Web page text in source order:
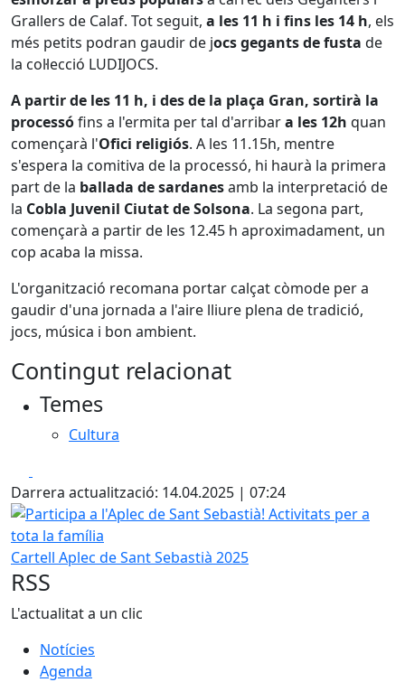
Grallers de Calaf. Tot seguit, a les 11 h i fins les 14 h, els
més petits podran gaudir de jocs gegants de fusta de
la col·lecció LUDIJOCS.
A partir de les 11 h, i des de la plaça Gran, sortirà la
processófins a l'ermita per tal d'arribara les 12h quan
començarà l'Ofici religiós. A les 11.15h, mentre
s'espera la comitiva de la processó, hi haurà la primera
part de la ballada de sardanesamb la interpretació de
la Cobla Juvenil Ciutat de Solsona. La segona part,
començarà a partir de les 12.45 h aproximadament, un
cop acaba la missa.
L'organització recomana portar calçat còmode per a
gaudir d'una jornada a l'aire lliure plena de tradició,
jocs, música i bon ambient.
Contingut relacionat
Temes
Cultura
Darrera actualització: 14.04.2025 | 07:24
Participa a l'Aplec de Sant Sebastià! Activitats per a tota
Cartell Aplec de Sant Sebastià 2025
RSS
L'actualitat a un clic
Notícies
Agenda